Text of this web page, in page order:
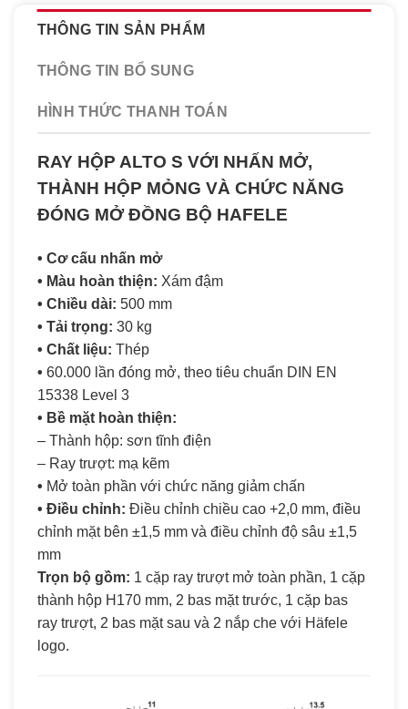
THÔNG TIN SẢN PHẨM
THÔNG TIN BỔ SUNG
HÌNH THỨC THANH TOÁN
RAY HỘP ALTO S VỚI NHẤN MỞ,
THÀNH HỘP MỎNG VÀ CHỨC NĂNG
ĐÓNG MỞ ĐỒNG BỘ HAFELE
• Cơ cấu nhấn mở
• Màu hoàn thiện: Xám đậm
• Chiều dài: 500 mm
• Tải trọng: 30 kg
• Chất liệu: Thép
• 60.000 lần đóng mở, theo tiêu chuẩn DIN EN
15338 Level 3
• Bề mặt hoàn thiện:
– Thành hộp: sơn tĩnh điện
– Ray trượt: mạ kẽm
• Mở toàn phần với chức năng giảm chấn
• Điều chỉnh: Điều chỉnh chiều cao +2,0 mm, điều
chỉnh mặt bên ±1,5 mm và điều chỉnh độ sâu ±1,5
mm
Trọn bộ gồm: 1 cặp ray trượt mở toàn phần, 1 cặp
thành hộp H170 mm, 2 bas mặt trước, 1 cặp bas
ray trượt, 2 bas mặt sau và 2 nắp che với Häfele
logo.